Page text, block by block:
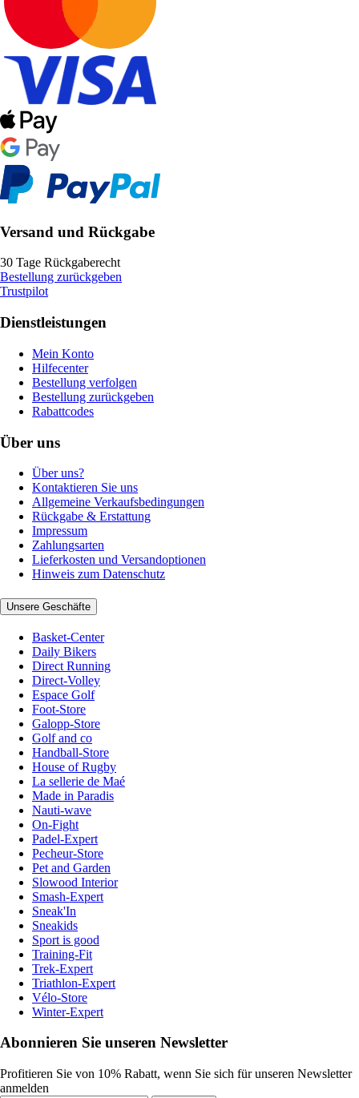
Versand und Rückgabe
30 Tage Rückgaberecht
Bestellung zurückgeben
Trustpilot
Dienstleistungen
Mein Konto
Hilfecenter
Bestellung verfolgen
Bestellung zurückgeben
Rabattcodes
Über uns
Über uns?
Kontaktieren Sie uns
Allgemeine Verkaufsbedingungen
Rückgabe & Erstattung
Impressum
Zahlungsarten
Lieferkosten und Versandoptionen
Hinweis zum Datenschutz
Unsere Geschäfte
Basket-Center
Daily Bikers
Direct Running
Direct-Volley
Espace Golf
Foot-Store
Galopp-Store
Golf and co
Handball-Store
House of Rugby
La sellerie de Maé
Made in Paradis
Nauti-wave
On-Fight
Padel-Expert
Pecheur-Store
Pet and Garden
Slowood Interior
Smash-Expert
Sneak'In
Sneakids
Sport is good
Training-Fit
Trek-Expert
Triathlon-Expert
Vélo-Store
Winter-Expert
Abonnieren Sie unseren Newsletter
Profitieren Sie von 10% Rabatt, wenn Sie sich für unseren Newsletter
anmelden